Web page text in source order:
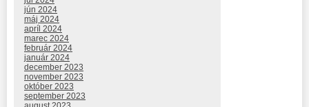
jún 2024
máj 2024
apríl 2024
marec 2024
február 2024
január 2024
december 2023
november 2023
október 2023
september 2023